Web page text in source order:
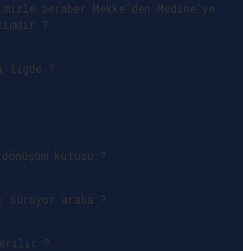
beraber Mekke’den Medine’ye
?
ligde ?
kutusu ?
sürüyor araba ?
?